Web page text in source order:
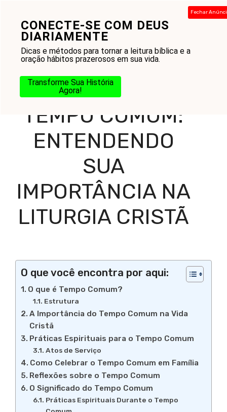
CONECTE-SE COM DEUS
DIARIAMENTE
Dicas e métodos para tornar a leitura bíblica e a
oração hábitos prazerosos em sua vida.
Transforme Sua História
Agora!
Fechar
conteúdo
Home-Blog-Reflexões Diárias-Mensagens
Comum: Entendendo sua Importância na Liturgia Cristã
TEMPO COMUM:
ENTENDENDO
SUA
IMPORTÂNCIA NA
LITURGIA CRISTÃ
O que você encontra por aqui:
O que é Tempo Comum?
Estrutura
A Importância do Tempo Comum na Vida
Cristã
Práticas Espirituais para o Tempo Comum
Atos de Serviço
Como Celebrar o Tempo Comum em Família
Reflexões sobre o Tempo Comum
O Significado do Tempo Comum
Práticas Espirituais Durante o Tempo